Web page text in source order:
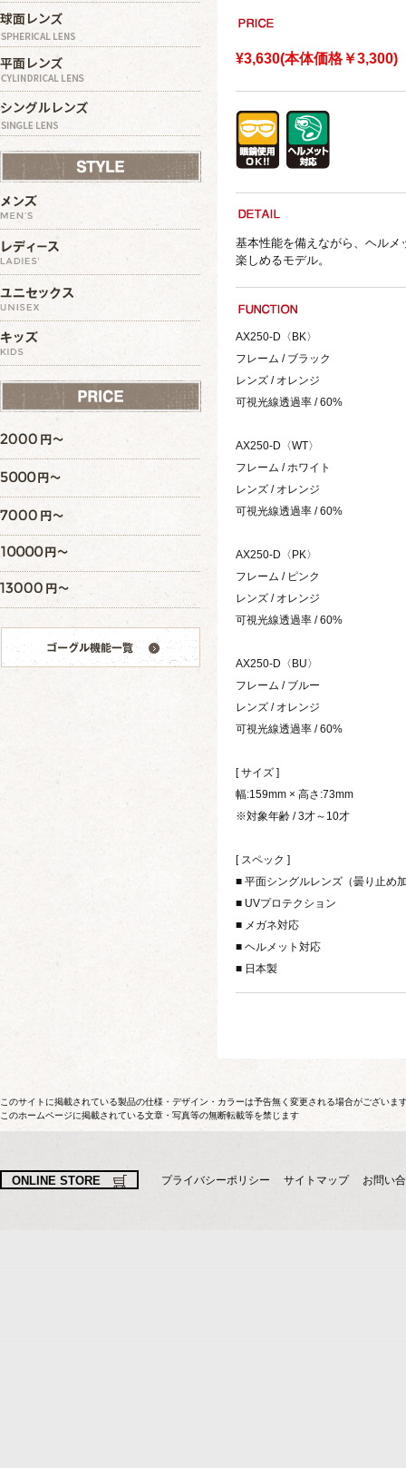
¥3,630(本体価格￥3,300)
基本性能を備えながら、ヘル
楽しめるモデル。
AX250-D〈BK〉
フレーム / ブラック
レンズ / オレンジ
可視光線透過率 / 60%
AX250-D〈WT〉
フレーム / ホワイト
レンズ / オレンジ
可視光線透過率 / 60%
AX250-D〈PK〉
フレーム / ピンク
レンズ / オレンジ
可視光線透過率 / 60%
AX250-D〈BU〉
フレーム / ブルー
レンズ / オレンジ
可視光線透過率 / 60%
[ サイズ ]
幅:159mm × 高さ:73mm
※対象年齢 / 3才～10才
[ スペック ]
■ 平面シングルレンズ（曇り止
■ UVプロテクション
■ メガネ対応
■ ヘルメット対応
■ 日本製
このサイトに掲載されている製品の仕様・デザイン・カラーは予告無く変更される場合がござい
このホームページに掲載されている文章・写真等の無断転載等を禁じます
ONLINE STORE プライバシーポリシー サイトマップ お問い